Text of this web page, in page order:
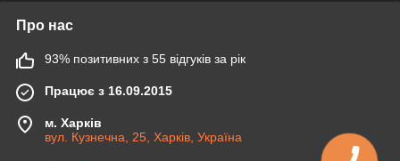
Про нас
93% позитивних з 55 відгуків за рік
Працює з 16.09.2015
м. Харків
вул. Кузнечна, 25, Харків, Україна